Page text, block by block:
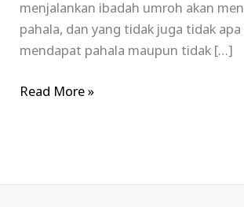
menjalankan ibadah umroh akan
pahala, dan yang tidak juga tidak
mendapat pahala maupun tidak […]
Read More »